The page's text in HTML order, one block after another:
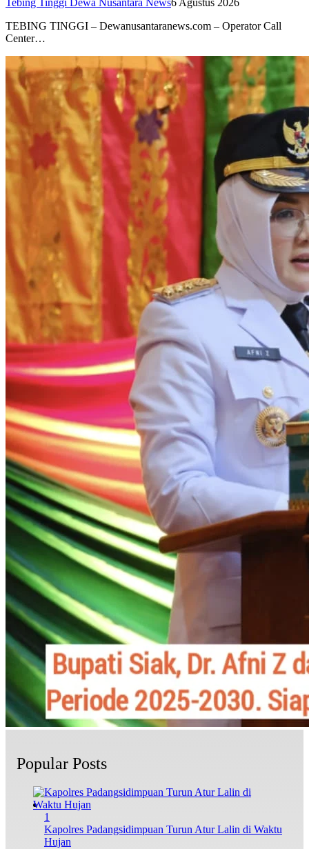
TEBING TINGGI – Dewanusantaranews.com – Operator Call
Center…
Popular Posts
1
Kapolres Padangsidimpuan Turun Atur Lalin di Waktu
Hujan